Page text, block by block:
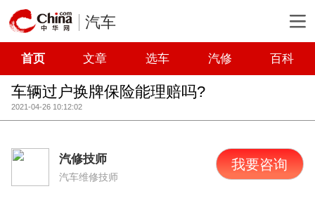
汽车
首页 文章 选车 汽修 百科
车辆过户换牌保险能理赔吗?
2021-04-26 10:12:02
汽修技师
汽车维修技师
我要咨询